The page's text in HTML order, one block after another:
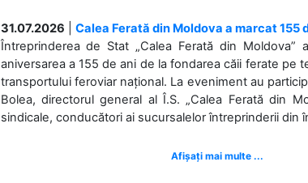
31.07.2026
Calea Ferată din Moldova a marcat 155
Întreprinderea de Stat „Calea Ferată din
aniversarea a 155 de ani de la fondarea căii ferate pe
transportului feroviar național. La eveniment au
Bolea, directorul general al Î.S. „Calea Ferată din
sindicale, conducători ai sucursalelor întreprinderii din
Afișați mai multe ...